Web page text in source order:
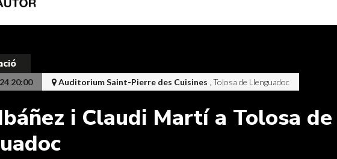
20:00 Auditorium Saint-Pierre des Cuisines , Tolosa de Llenguadoc
i Claudi Martí a Tolosa de